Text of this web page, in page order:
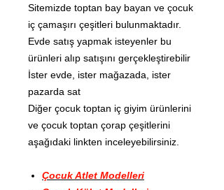
Sitemizde toptan bay bayan ve çocuk
iç çamaşırı çeşitleri bulunmaktadır.
Evde satış yapmak isteyenler bu
ürünleri alıp satışını gerçekleştirebilir
İster evde, ister mağazada, ister
pazarda sat
Diğer çocuk toptan iç giyim ürünlerini
ve çocuk toptan çorap çeşitlerini
aşağıdaki linkten inceleyebilirsiniz.
Çocuk Atlet Modelleri